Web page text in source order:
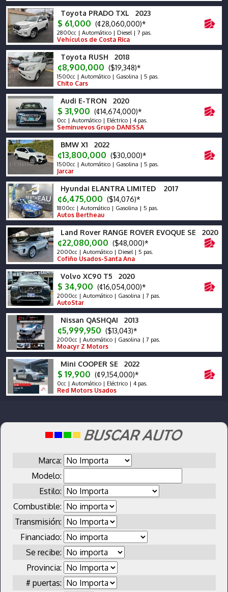
Toyota PRADO TXL 2023
$ 61,000 (¢28,060,000)*
2800cc | Automático | Diesel | 7 pas.
Vehículos de Costa Rica
Toyota RUSH 2018
¢8,900,000 ($19,348)*
1500cc | Automático | Gasolina | 5 pas.
Chito Cars
Audi E-TRON 2020
$ 31,900 (¢14,674,000)*
0cc | Automático | Eléctrico | 4 pas.
Seminuevos Grupo DANISSA
BMW X1 2022
¢13,800,000 ($30,000)*
1500cc | Automático | Gasolina | 5 pas.
Jarcar
Hyundai ELANTRA LIMITED 2017
¢6,475,000 ($14,076)*
1800cc | Automático | Gasolina | 5 pas.
Autos Bertheau
Land Rover RANGE ROVER EVOQUE SE 2020
¢22,080,000 ($48,000)*
2000cc | Automático | Diesel | 5 pas.
Cofiño Usados-Santa Ana
Volvo XC90 T5 2020
$ 34,900 (¢16,054,000)*
2000cc | Automático | Gasolina | 7 pas.
AutoStar
Nissan QASHQAI 2013
¢5,999,950 ($13,043)*
2000cc | Automático | Gasolina | 7 pas.
Moacyr Z Motors
Mini COOPER SE 2022
$ 19,900 (¢9,154,000)*
0cc | Automático | Eléctrico | 4 pas.
Red Motors Usados
Marca:
Modelo:
Estilo:
Combustible:
Transmisión:
Financiado:
Se recibe:
Provincia:
# puertas: